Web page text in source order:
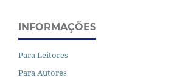
INFORMAÇÕES
Para Leitores
Para Autores